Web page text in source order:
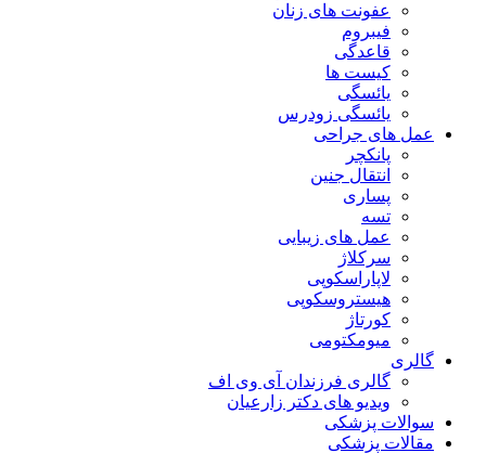
عفونت های زنان
فیبروم
قاعدگی
کیست ها
یائسگی
یائسگی زودرس
عمل های جراحی
پانکچر
انتقال جنین
پساری
تسه
عمل های زیبایی
سرکلاژ
لاپاراسکوپی
هیستروسکوپی
کورتاژ
میومکتومی
گالری
گالری فرزندان آی وی اف
ویدیو های دکتر زارعیان
سوالات پزشکی
مقالات پزشکی